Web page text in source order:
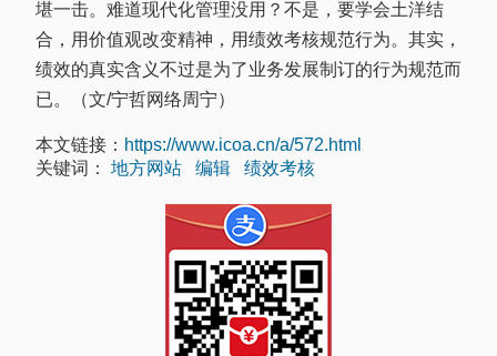
堪一击。难道现代化管理没用？不是，要学会土洋结
合，用价值观改变精神，用绩效考核规范行为。其实，
绩效的真实含义不过是为了业务发展制订的行为规范而
已。（文/宁哲网络周宁）
本文链接： https://www.icoa.cn/a/572.html
关键词： 地方网站 编辑 绩效考核